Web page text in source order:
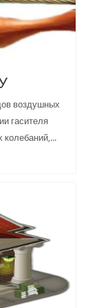
воздушных
гасителя
колебаний,...